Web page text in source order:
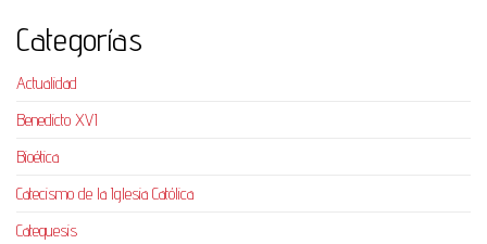
Categorías
Actualidad
Benedicto XVI
Bioética
Catecismo de la Iglesia Católica
Catequesis